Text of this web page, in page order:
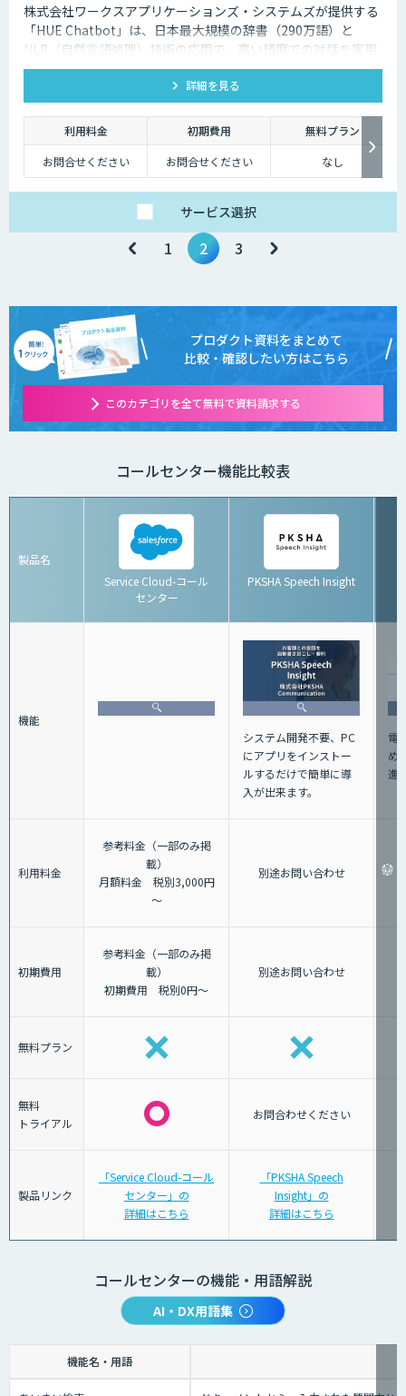
株式会社ワークスアプリケーションズ・システムズが提供する
「HUE Chatbot」は、日本最大規模の辞書（290万語）と
NLP（自然言語処理）技術の応用で、高い精度での対話を実現
します。FAQや固有辞書はノーコードで登録、さらに利用状況
や改善ポイントがダッシュボード化されており、自社で簡単に
PDCAを廻せます。
詳細を見る
利用料金 初期費用
無料プラン
お問合せください
お問合せください なし
サービス選択
1 2 3
プロダクト資料をまとめて
比較・確認したい方はこちら
このカテゴリを全て無料で資料請求する
コールセンター機能比較表
製品名
Service Cloud-コール
センター
PKSHA Speech Insight
機能
システム開発不要、PC
にアプリをインストー
ルするだけで簡単に導
入が出来ます。
電
め
進
利用料金
参考料金（一部のみ掲
載）
月額料金 税別3,000円
～
別途お問い合わせ
初期費用
参考料金（一部のみ掲
載）
初期費用 税別0円～
別途お問い合わせ
無料プラン
無料
トライアル
お問合わせください
製品リンク
「Service Cloud-コール
センター」の
詳細はこちら
「PKSHA Speech
Insight」の
詳細はこちら
コールセンターの機能・用語解説
AI・DX用語集
機能名・用語